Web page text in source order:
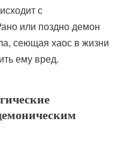
с
или поздно демон
сеющая хаос в жизни
ему вред.